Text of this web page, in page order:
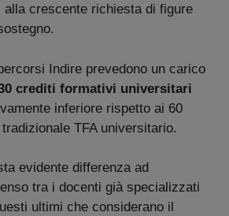
alla crescente richiesta di figure
Indire prevedono un carico
crediti formativi universitari
inferiore rispetto ai 60
TFA universitario.
evidente differenza ad
tra i docenti già specializzati
ultimi che considerano il